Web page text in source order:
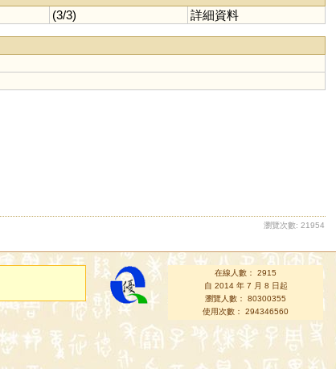
(3/3) 詳細資料
瀏覽次數: 21954
在線人數： 2915
自 2014 年 7 月 8 日起
瀏覽人數： 80300355
使用次數： 294346560